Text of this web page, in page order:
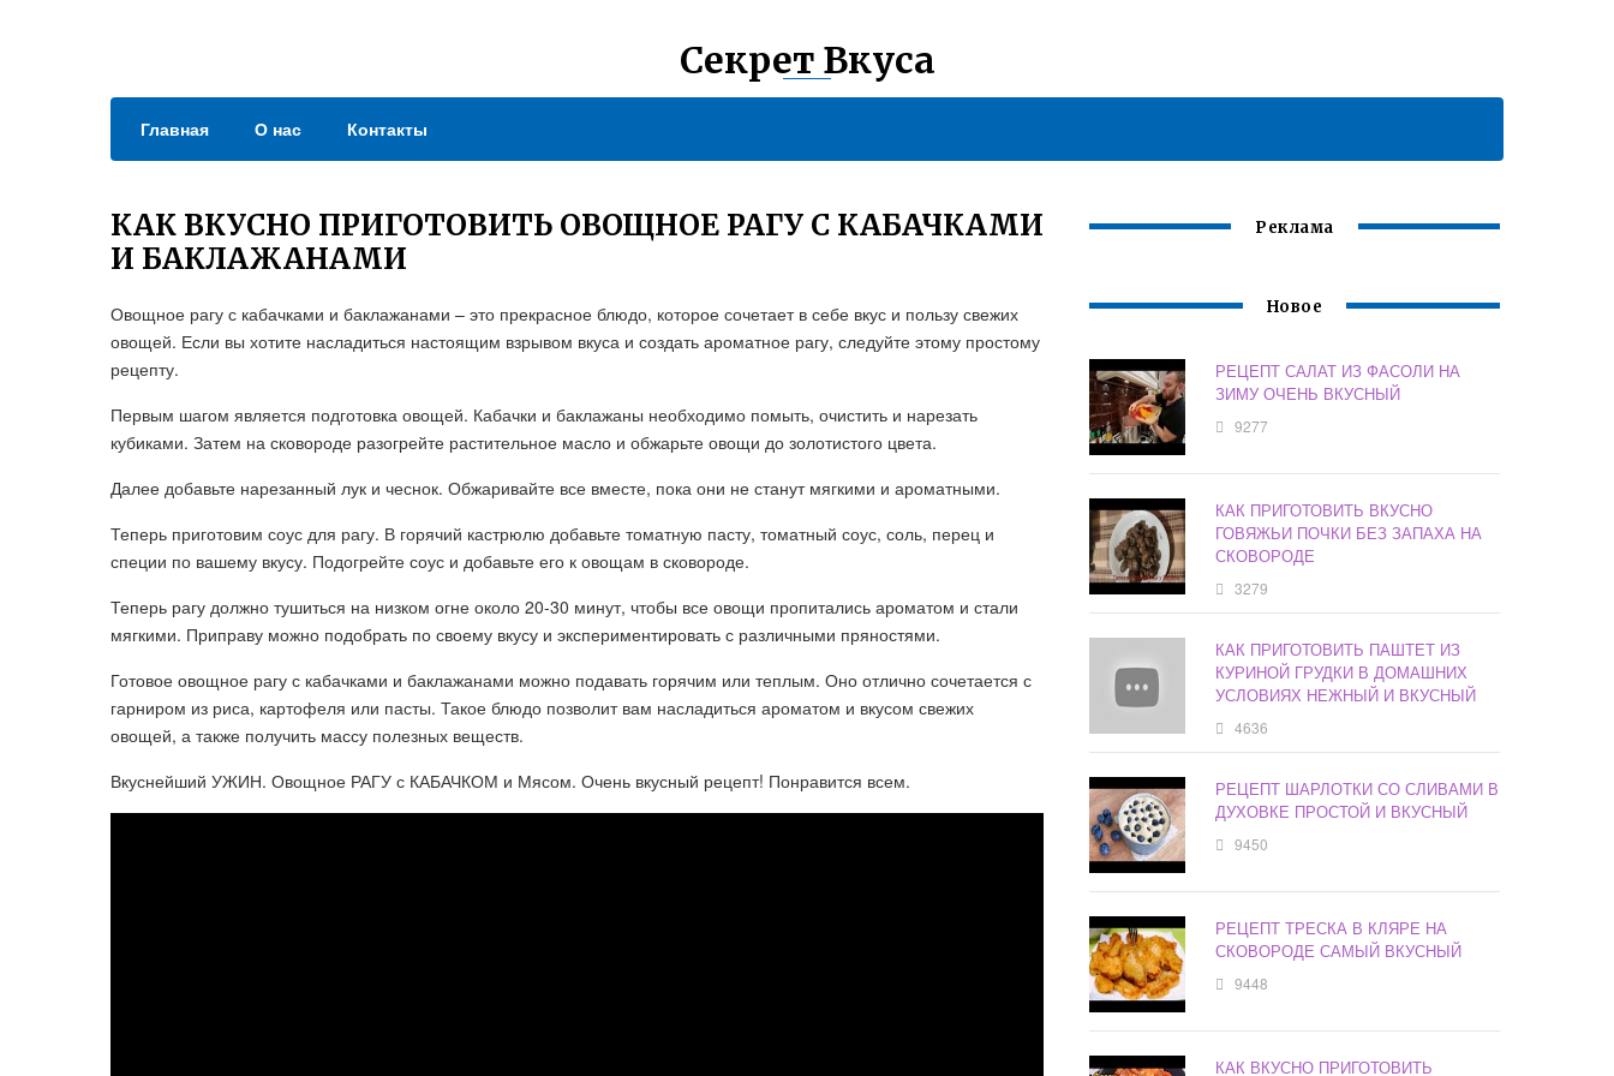
Секрет Вкуса
Главная О нас Контакты
КАК ВКУСНО ПРИГОТОВИТЬ ОВОЩНОЕ РАГУ С КАБАЧКАМИ
И БАКЛАЖАНАМИ
Овощное рагу с кабачками и баклажанами – это прекрасное блюдо, которое сочетает в себе вкус и пользу свежих
овощей. Если вы хотите насладиться настоящим взрывом вкуса и создать ароматное рагу, следуйте этому простому
рецепту.
Первым шагом является подготовка овощей. Кабачки и баклажаны необходимо помыть, очистить и нарезать
кубиками. Затем на сковороде разогрейте растительное масло и обжарьте овощи до золотистого цвета.
Далее добавьте нарезанный лук и чеснок. Обжаривайте все вместе, пока они не станут мягкими и ароматными.
Теперь приготовим соус для рагу. В горячий кастрюлю добавьте томатную пасту, томатный соус, соль, перец и
специи по вашему вкусу. Подогрейте соус и добавьте его к овощам в сковороде.
Теперь рагу должно тушиться на низком огне около 20-30 минут, чтобы все овощи пропитались ароматом и стали
мягкими. Приправу можно подобрать по своему вкусу и экспериментировать с различными пряностями.
Готовое овощное рагу с кабачками и баклажанами можно подавать горячим или теплым. Оно отлично сочетается с
гарниром из риса, картофеля или пасты. Такое блюдо позволит вам насладиться ароматом и вкусом свежих
овощей, а также получить массу полезных веществ.
Вкуснейший УЖИН. Овощное РАГУ с КАБАЧКОМ и Мясом. Очень вкусный рецепт! Понравится всем.
Реклама
Новое
РЕЦЕПТ САЛАТ ИЗ ФАСОЛИ НА
ЗИМУ ОЧЕНЬ ВКУСНЫЙ
9277
КАК ПРИГОТОВИТЬ ВКУСНО
ГОВЯЖЬИ ПОЧКИ БЕЗ ЗАПАХА НА
СКОВОРОДЕ
3279
КАК ПРИГОТОВИТЬ ПАШТЕТ ИЗ
КУРИНОЙ ГРУДКИ В ДОМАШНИХ
УСЛОВИЯХ НЕЖНЫЙ И ВКУСНЫЙ
4636
РЕЦЕПТ ШАРЛОТКИ СО СЛИВАМИ В
ДУХОВКЕ ПРОСТОЙ И ВКУСНЫЙ
9450
РЕЦЕПТ ТРЕСКА В КЛЯРЕ НА
СКОВОРОДЕ САМЫЙ ВКУСНЫЙ
9448
КАК ВКУСНО ПРИГОТОВИТЬ